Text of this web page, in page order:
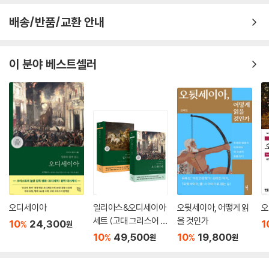
배송/반품/교환 안내
이 분야 베스트셀러
오디세이아
10% 24,300원
일리아스&오디세이아
세트 (고대 그리스어 완
역본)
10% 49,500원
오뒷세이아, 어떻게 읽
을 것인가
10% 19,800원